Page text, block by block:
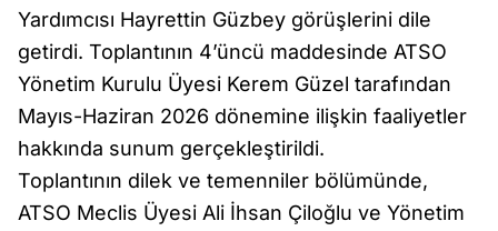
Yardımcısı Hayrettin Güzbey görüşlerini dile
getirdi. Toplantının 4’üncü maddesinde ATSO
Yönetim Kurulu Üyesi Kerem Güzel tarafından
Mayıs-Haziran 2026 dönemine ilişkin faaliyetler
hakkında sunum gerçekleştirildi.
Toplantının dilek ve temenniler bölümünde,
ATSO Meclis Üyesi Ali İhsan Çiloğlu ve Yönetim